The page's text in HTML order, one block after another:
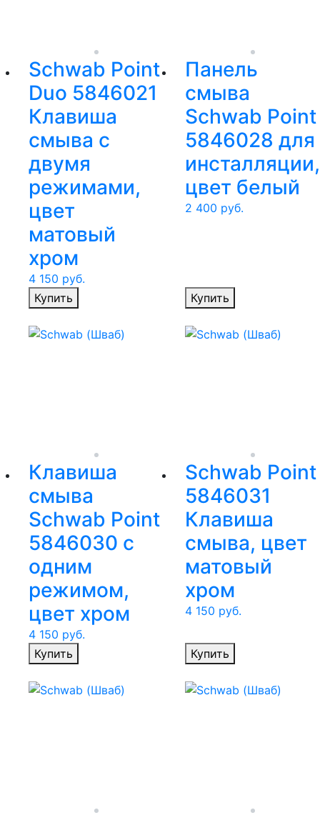
Schwab Point
Duo 5846021
Клавиша
смыва с
двумя
режимами,
цвет
матовый
хром
4 150 руб.
Купить
Панель
смыва
Schwab Point
5846028 для
инсталляции,
цвет белый
2 400 руб.
Купить
Клавиша
смыва
Schwab Point
5846030 с
одним
режимом,
цвет хром
4 150 руб.
Купить
Schwab Point
5846031
Клавиша
смыва, цвет
матовый
хром
4 150 руб.
Купить